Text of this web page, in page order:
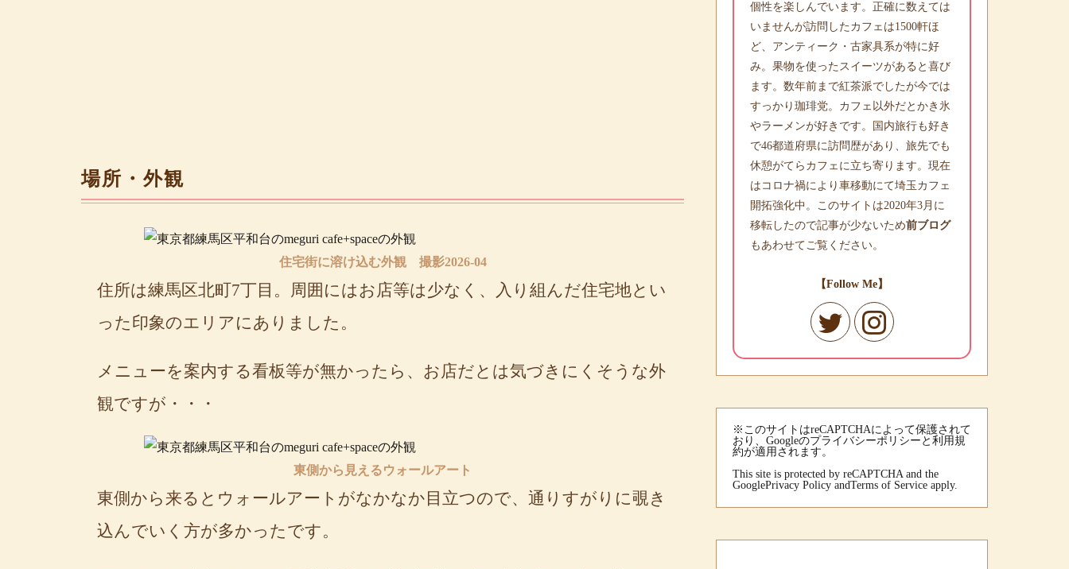
場所・外観
住宅街に溶け込む外観 撮影2026-04
住所は練馬区北町7丁目。周囲にはお店等は少なく、入り組んだ住宅地とい
った印象のエリアにありました。
メニューを案内する看板等が無かったら、お店だとは気づきにくそうな外
観ですが・・・
東側から見えるウォールアート
東側から来るとウォールアートがなかなか目立つので、通りすがりに覗き
込んでいく方が多かったです。
個性を楽しんでいます。正確に数えては
いませんが訪問したカフェは1500軒ほ
ど、アンティーク・古家具系が特に好
み。果物を使ったスイーツがあると喜び
ます。数年前まで紅茶派でしたが今では
すっかり珈琲党。カフェ以外だとかき氷
やラーメンが好きです。国内旅行も好き
で46都道府県に訪問歴があり、旅先でも
休憩がてらカフェに立ち寄ります。現在
はコロナ禍により車移動にて埼玉カフェ
開拓強化中。このサイトは2020年3月に
移転したので記事が少ないため前ブログ
もあわせてご覧ください。
【Follow Me】
※このサイトはreCAPTCHAによって保護されて
おり、Googleのプライバシーポリシーと利用規
約が適用されます。
This site is protected by reCAPTCHA and the
GooglePrivacy Policy andTerms of Service apply.